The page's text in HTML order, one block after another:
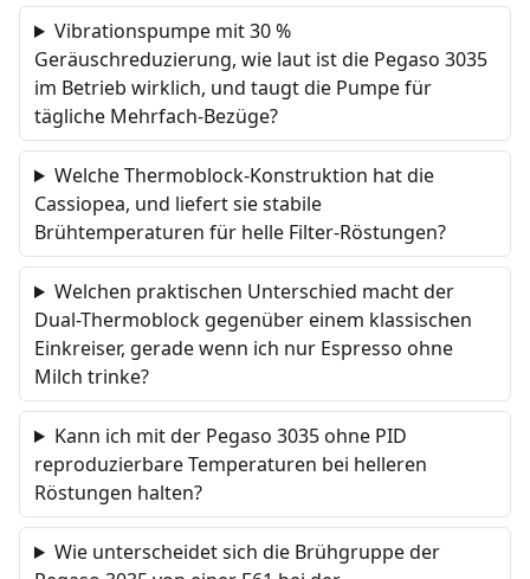
Vibrationspumpe mit 30 %
Geräuschreduzierung, wie laut ist die Pegaso 3035
im Betrieb wirklich, und taugt die Pumpe für
tägliche Mehrfach-Bezüge?
Welche Thermoblock-Konstruktion hat die
Cassiopea, und liefert sie stabile
Brühtemperaturen für helle Filter-Röstungen?
Welchen praktischen Unterschied macht der
Dual-Thermoblock gegenüber einem klassischen
Einkreiser, gerade wenn ich nur Espresso ohne
Milch trinke?
Kann ich mit der Pegaso 3035 ohne PID
reproduzierbare Temperaturen bei helleren
Röstungen halten?
Wie unterscheidet sich die Brühgruppe der